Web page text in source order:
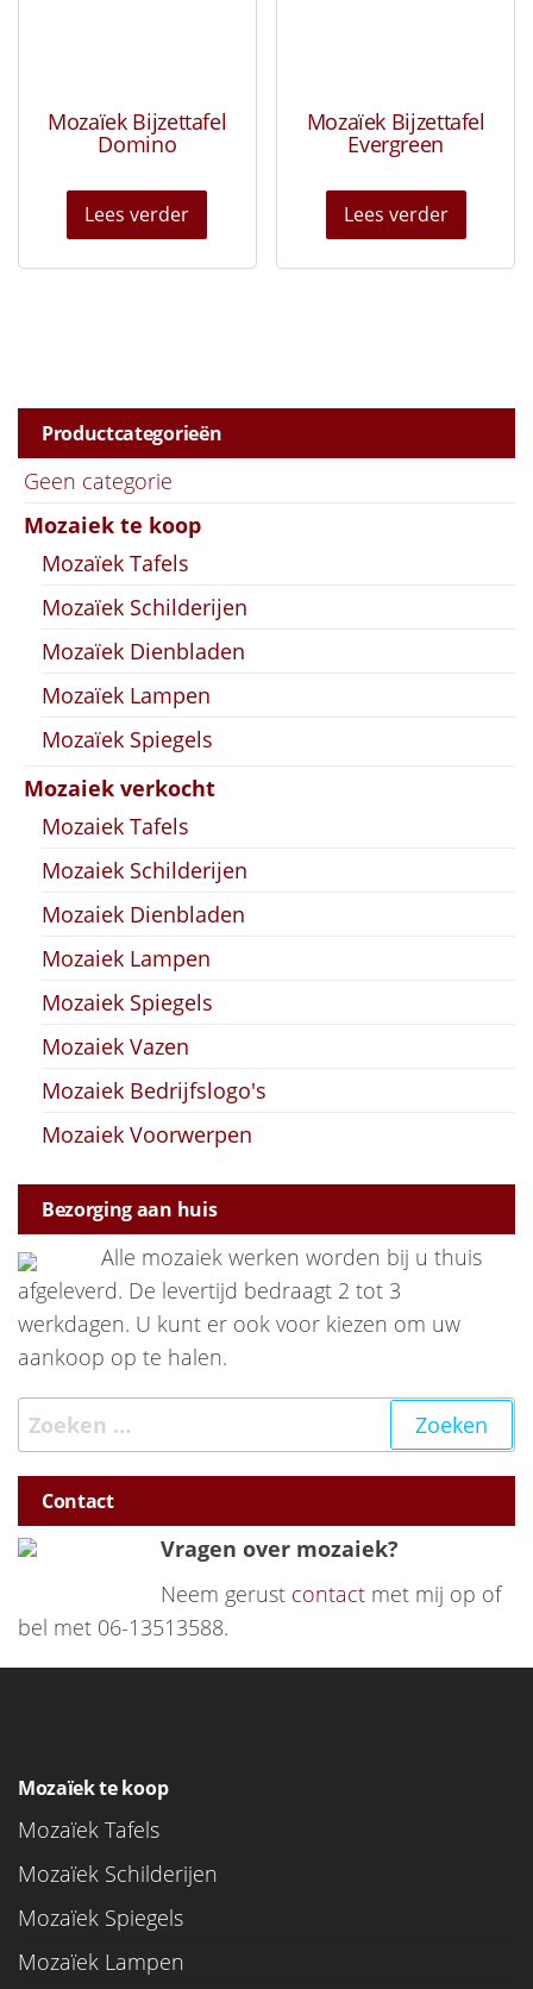
Mozaïek Bijzettafel
Domino
Lees verder
Mozaïek Bijzettafel
Evergreen
Lees verder
Productcategorieën
Geen categorie
Mozaiek te koop
Mozaïek Tafels
Mozaïek Schilderijen
Mozaïek Dienbladen
Mozaïek Lampen
Mozaïek Spiegels
Mozaiek verkocht
Mozaiek Tafels
Mozaiek Schilderijen
Mozaiek Dienbladen
Mozaiek Lampen
Mozaiek Spiegels
Mozaiek Vazen
Mozaiek Bedrijfslogo's
Mozaiek Voorwerpen
Bezorging aan huis
Alle mozaiek werken worden bij u thuis
afgeleverd. De levertijd bedraagt 2 tot 3
werkdagen. U kunt er ook voor kiezen om uw
aankoop op te halen.
Zoeken naar:
Contact
Vragen over mozaiek?
Neem gerust contact met mij op of
bel met 06-13513588.
Mozaïek te koop
Mozaïek Tafels
Mozaïek Schilderijen
Mozaïek Spiegels
Mozaïek Lampen